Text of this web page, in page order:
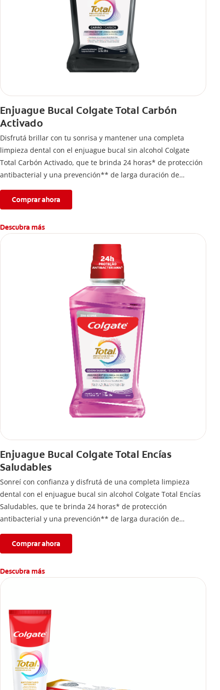
Enjuague Bucal Colgate Total Carbón
Activado
Disfrutá brillar con tu sonrisa y mantener una completa
limpieza dental con el enjuague bucal sin alcohol Colgate
Total Carbón Activado, que te brinda 24 horas* de protección
antibacterial y una prevención** de larga duración de
Comprar ahora
Descubra más
Enjuague Bucal Colgate Total Encías
Saludables
Sonreí con confianza y disfrutá de una completa limpieza
dental con el enjuague bucal sin alcohol Colgate Total Encías
Saludables, que te brinda 24 horas* de protección
antibacterial y una prevención** de larga duración de
Comprar ahora
Descubra más